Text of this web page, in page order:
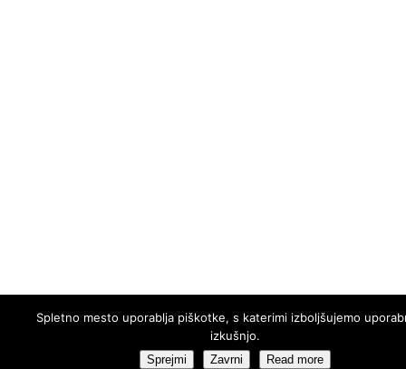
Spletno mesto uporablja piškotke, s katerimi izboljšujemo
izkušnjo.
Sprejmi Zavrni Read more